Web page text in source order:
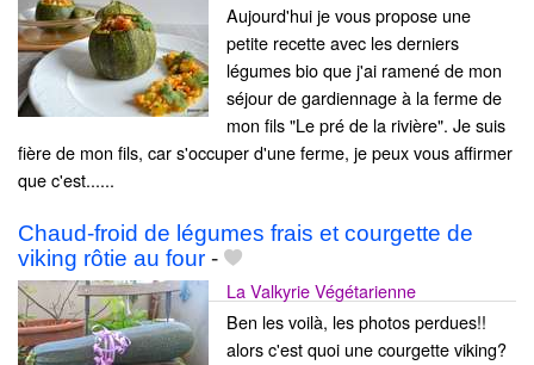
Aujourd'hui je vous propose une
petite recette avec les derniers
légumes bio que j'ai ramené de mon
séjour de gardiennage à la ferme de
mon fils "Le pré de la rivière". Je suis
fière de mon fils, car s'occuper d'une ferme, je peux vous affirmer
que c'est......
Chaud-froid de légumes frais et courgette de
viking rôtie au four -
La Valkyrie Végétarienne
Ben les voilà, les photos perdues!!
alors c'est quoi une courgette viking?